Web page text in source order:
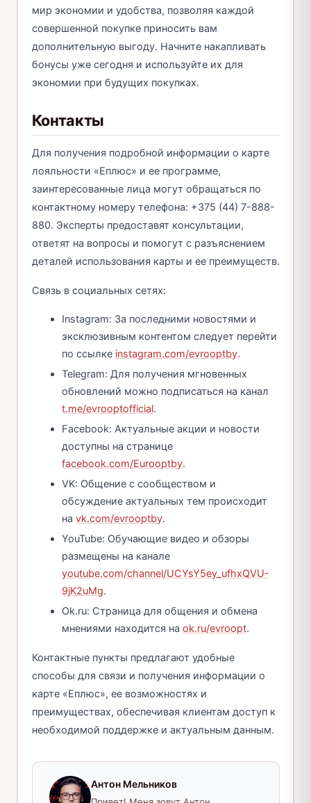
мир экономии и удобства, позволяя каждой
совершенной покупке приносить вам
дополнительную выгоду. Начните накапливать
бонусы уже сегодня и используйте их для
экономии при будущих покупках.
Контакты
Для получения подробной информации о карте
лояльности «Еплюс» и ее программе,
заинтересованные лица могут обращаться по
контактному номеру телефона: +375 (44) 7-888-
880. Эксперты предоставят консультации,
ответят на вопросы и помогут с разъяснением
деталей использования карты и ее преимуществ.
Связь в социальных сетях:
Instagram: За последними новостями и
эксклюзивным контентом следует перейти
по ссылке instagram.com/evrooptby.
Telegram: Для получения мгновенных
обновлений можно подписаться на канал
t.me/evrooptofficial.
Facebook: Актуальные акции и новости
доступны на странице
facebook.com/Eurooptby.
VK: Общение с сообществом и
обсуждение актуальных тем происходит
на vk.com/evrooptby.
YouTube: Обучающие видео и обзоры
размещены на канале
youtube.com/channel/UCYsY5ey_ufhxQVU-
9jK2uMg.
Ok.ru: Страница для общения и обмена
мнениями находится на ok.ru/evroopt.
Контактные пункты предлагают удобные
способы для связи и получения информации о
карте «Еплюс», ее возможностях и
преимуществах, обеспечивая клиентам доступ к
необходимой поддержке и актуальным данным.
Антон Мельников